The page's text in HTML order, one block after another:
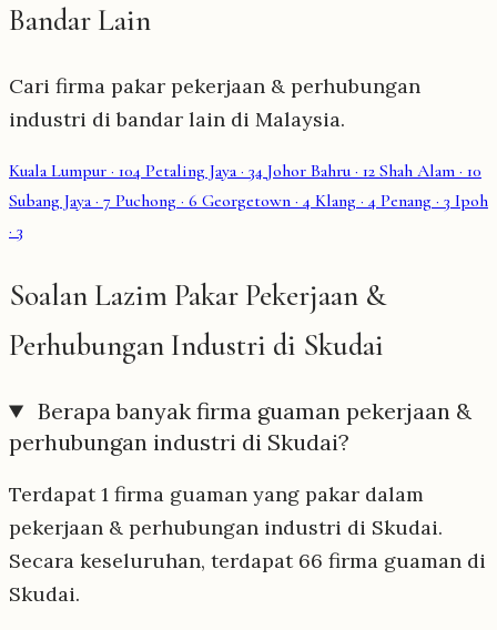
Bandar Lain
Cari firma pakar pekerjaan & perhubungan
industri di bandar lain di Malaysia.
Kuala Lumpur · 104 Petaling Jaya· 34 Johor Bahru · 12 Shah Alam · 10
Subang Jaya· 7 Puchong · 6 Georgetown · 4 Klang · 4 Penang · 3 Ipoh
· 3
Soalan Lazim Pakar Pekerjaan &
Perhubungan Industri di Skudai
Berapa banyak firma guaman pekerjaan &
perhubungan industri di Skudai?
Terdapat 1 firma guaman yang pakar dalam
pekerjaan & perhubungan industri di Skudai.
Secara keseluruhan, terdapat 66 firma guaman di
Skudai.